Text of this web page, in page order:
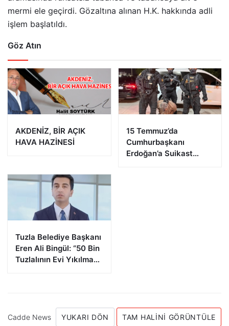
mermi ele geçirdi. Gözaltına alınan H.K. hakkında adli
işlem başlatıldı.
Göz Atın
AKDENİZ, BİR AÇIK
HAVA HAZİNESİ
15 Temmuz’da
Cumhurbaşkanı
Erdoğan’a Suikast
Tuzla Belediye Başkanı
Eren Ali Bingül: “50 Bin
Tuzlalının Evi Yıkılma
Cadde News YUKARI DÖN TAM HALINI GÖRÜNTÜLE